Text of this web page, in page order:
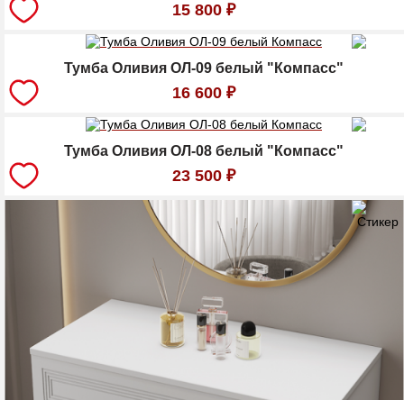
15 800 ₽
Тумба Оливия ОЛ-09 белый "Компасс"
16 600 ₽
Тумба Оливия ОЛ-08 белый "Компасс"
23 500 ₽